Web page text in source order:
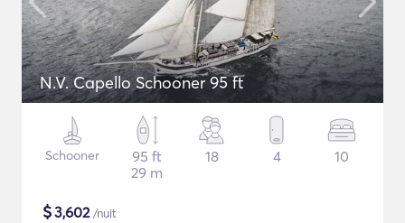
N.V. Capello Schooner 95 ft
Schooner
95 ft
29 m
18 4 10
$3,602/nuit